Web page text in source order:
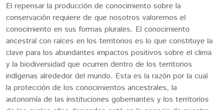
El repensar la producción de conocimiento sobre la
conservación requiere de que nosotros valoremos el
conocimiento en sus formas plurales. El conocimiento
ancestral con raíces en los territorios es lo que constituye la
clave para los abundantes impactos positivos sobre el clima
y la biodiversidad que ocurren dentro de los territorios
indígenas alrededor del mundo. Esta es la razón por la cual
la protección de los conocimientos ancestrales, la
autonomía de las instituciones gobernantes y los territorios